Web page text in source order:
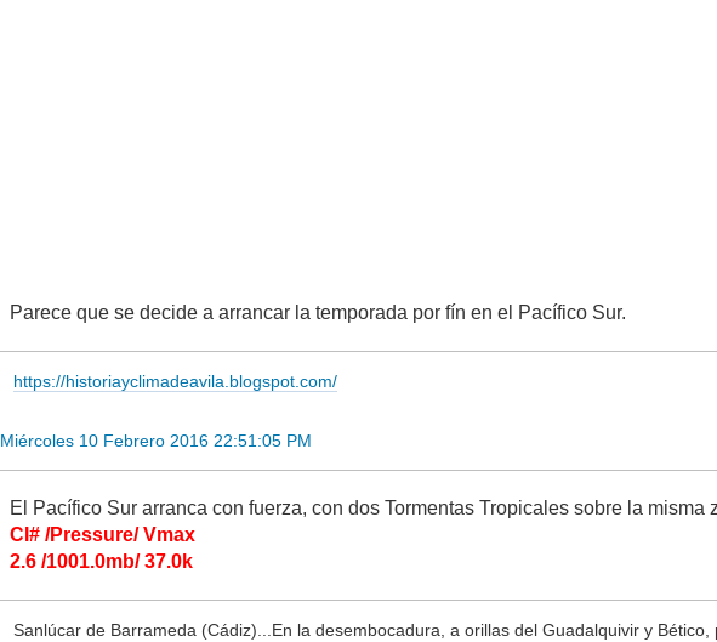
Parece que se decide a arrancar la temporada por fín en el Pacífico Sur.
https://historiayclimadeavila.blogspot.com/
Miércoles 10 Febrero 2016 22:51:05 PM
El Pacífico Sur arranca con fuerza, con dos Tormentas Tropicales sobre la
CI# /Pressure/ Vmax
2.6 /1001.0mb/ 37.0k
Sanlúcar de Barrameda (Cádiz)...En la desembocadura, a orillas del Guadalquivir y